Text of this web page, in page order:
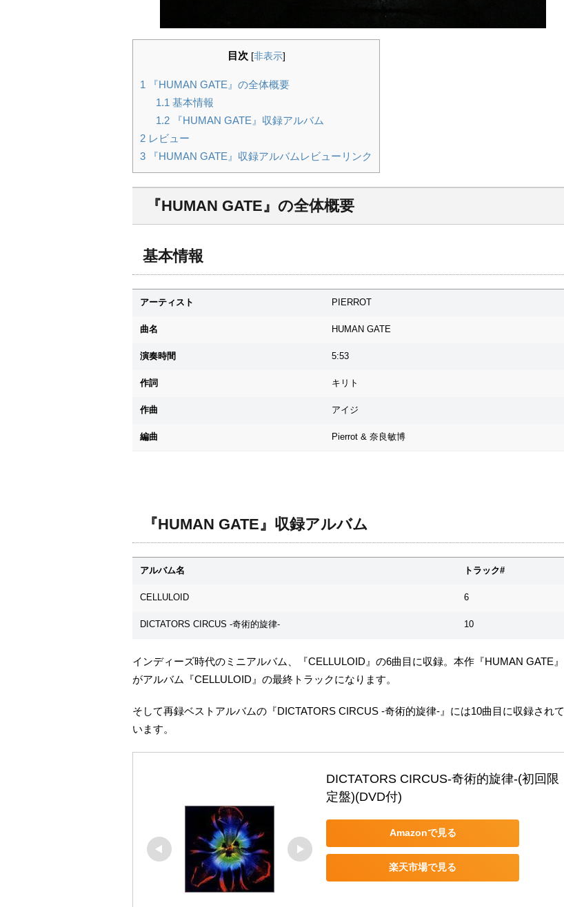
目次 [非表示]
1
『HUMAN GATE』の全体概要
1.1 基本情報
1.2『HUMAN GATE』収録アルバム
2 レビュー
3 『HUMAN GATE』収録アルバムレビューリンク
『HUMAN GATE』の全体概要
基本情報
アーティスト PIERROT
曲名 HUMAN GATE
演奏時間 5:53
作詞 キリト
作曲 アイジ
編曲 Pierrot & 奈良敏博
『HUMAN GATE』収録アルバム
アルバム名 トラック#
CELLULOID 6
DICTATORS CIRCUS -奇術的旋律- 10
インディーズ時代のミニアルバム、『CELLULOID』の6曲目に収録。本作『HUMAN GATE』
がアルバム『CELLULOID』の最終トラックになります。
そして再録ベストアルバムの『DICTATORS CIRCUS -奇術的旋律-』には10曲目に収録されて
います。
DICTATORS CIRCUS-奇術的旋律-(初回限
定盤)(DVD付)
Amazonで見る
楽天市場で見る